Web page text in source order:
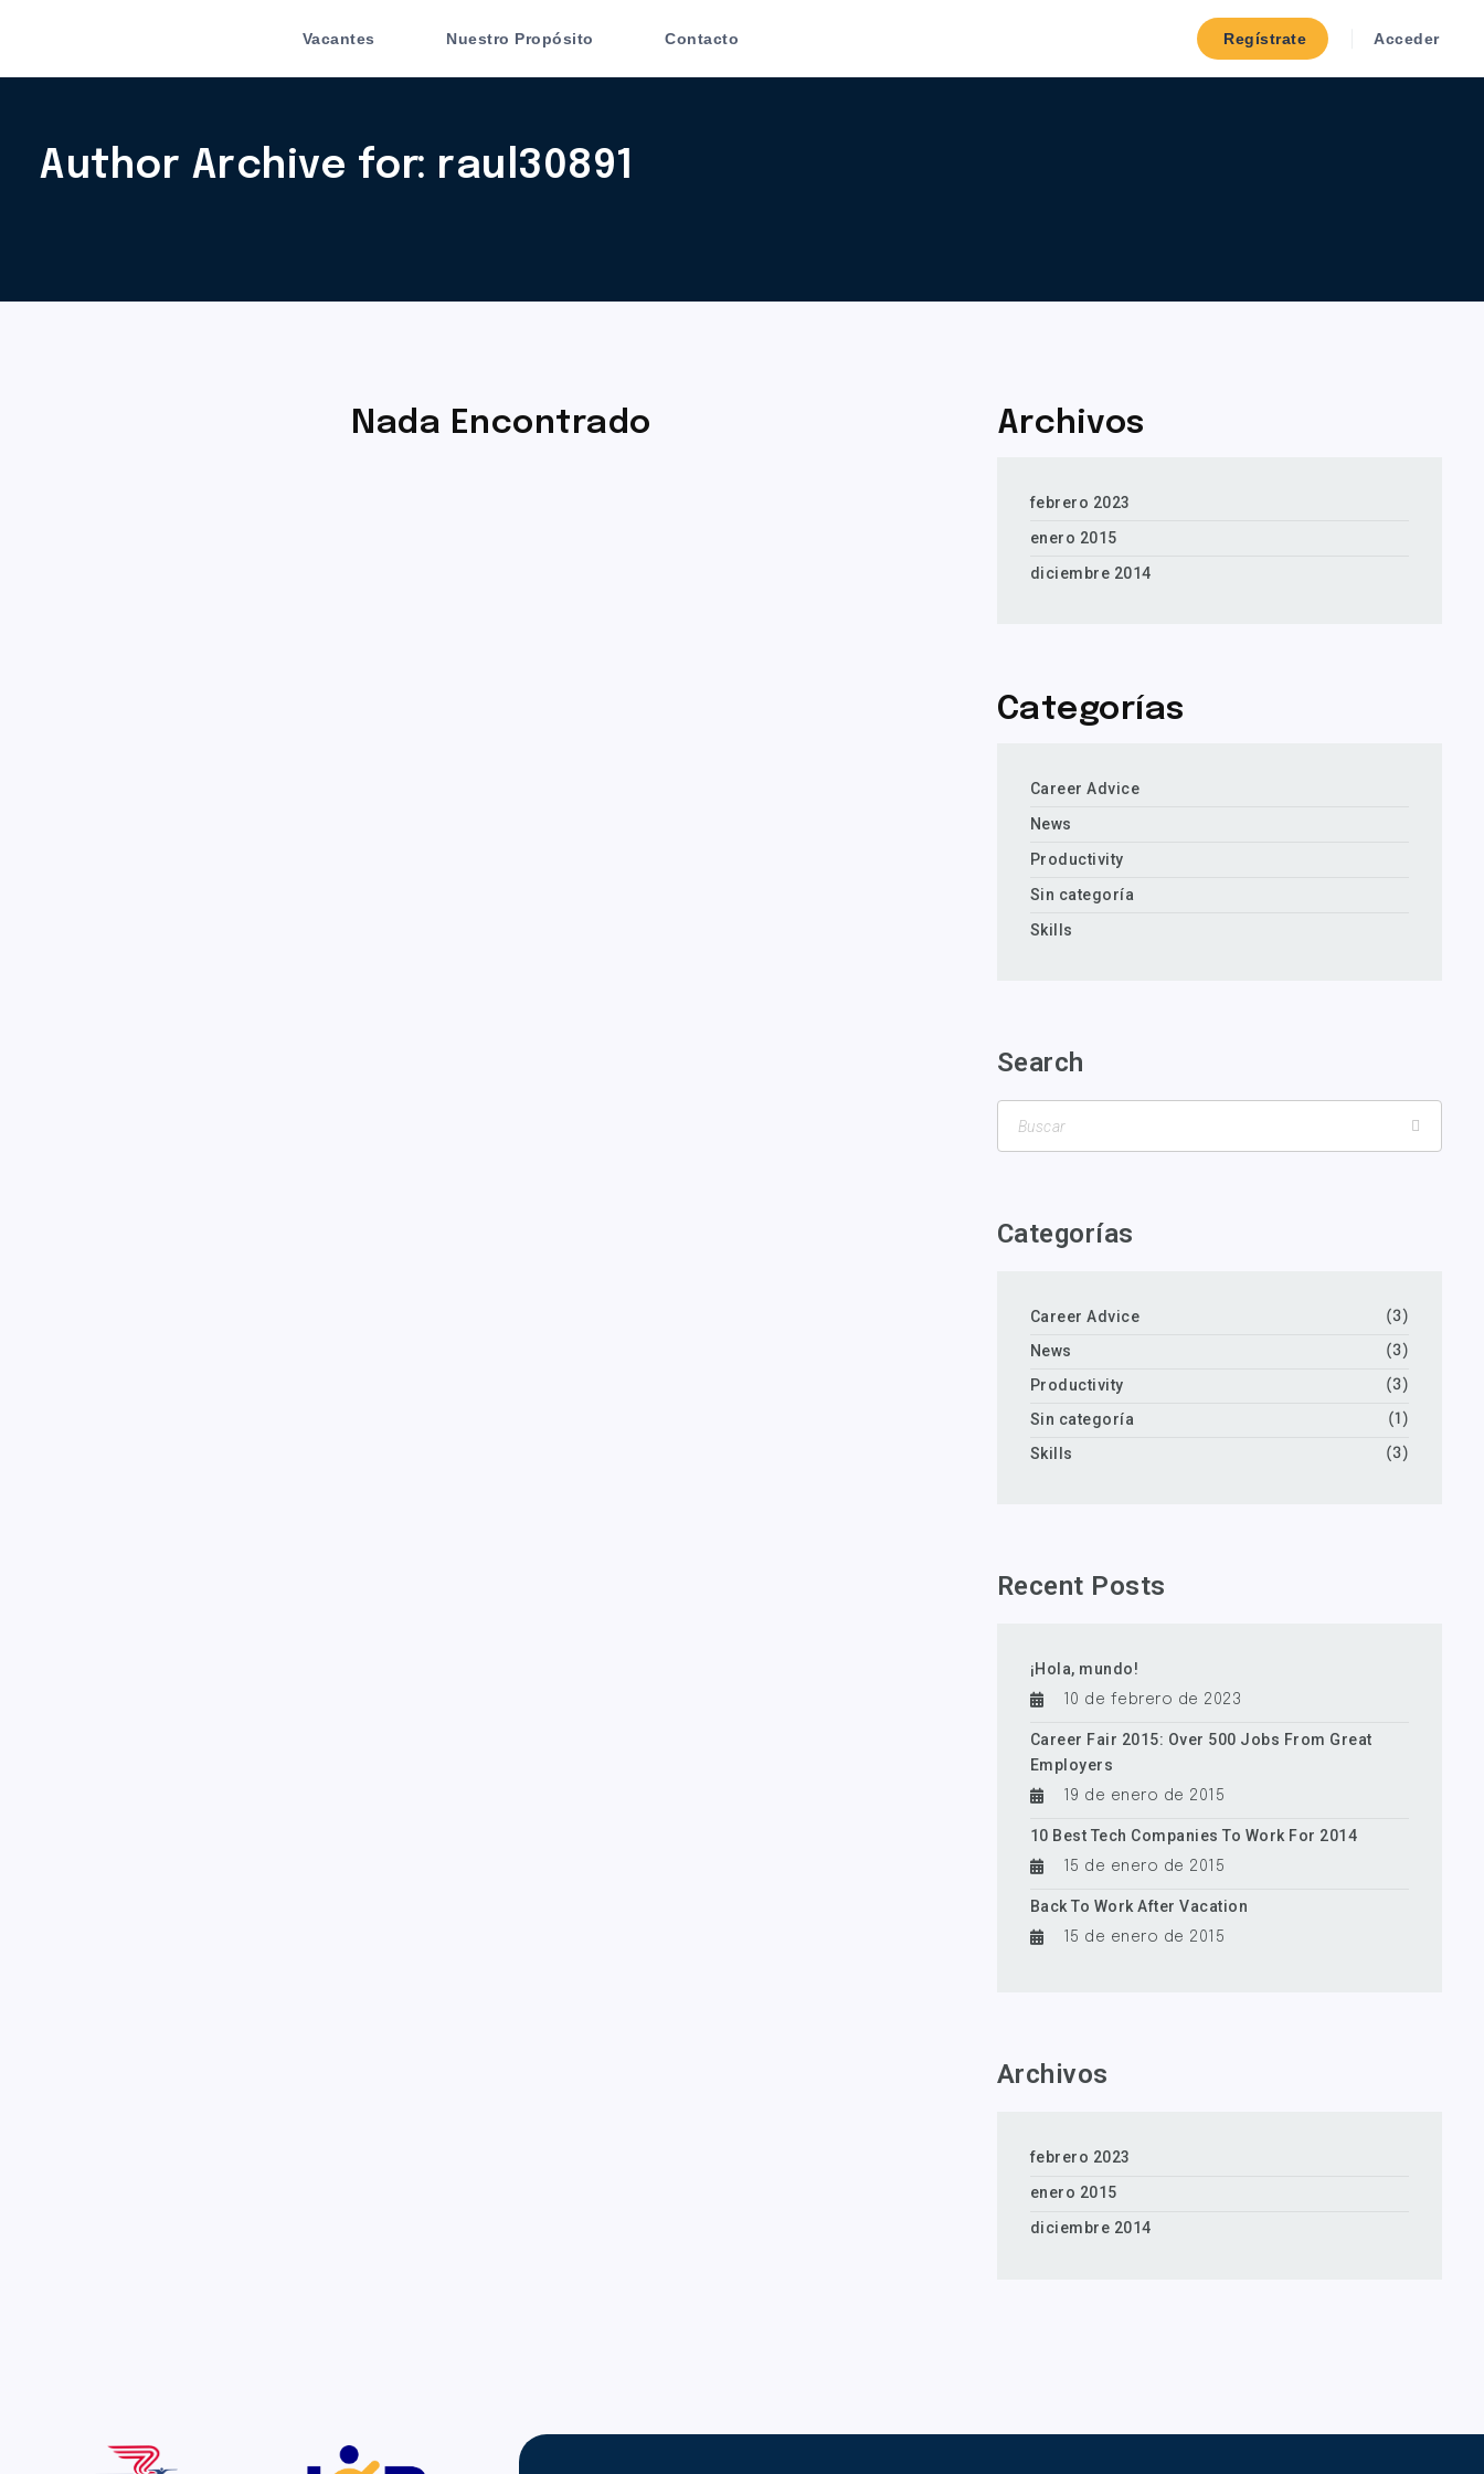
Vacantes Nuestro Propósito Contacto Regístrate Acceder
Author Archive for: raul30891
Nada Encontrado Archivos
febrero 2023
enero 2015
diciembre 2014
Categorías
Career Advice
News
Productivity
Sin categoría
Skills
Search
Categorías
Career Advice (3)
News (3)
Productivity (3)
Sin categoría (1)
Skills (3)
Recent Posts
¡Hola, mundo!
10 de febrero de 2023
Career Fair 2015: Over 500 Jobs From Great
Employers
19 de enero de 2015
10 Best Tech Companies To Work For 2014
15 de enero de 2015
Back To Work After Vacation
15 de enero de 2015
Archivos
febrero 2023
enero 2015
diciembre 2014